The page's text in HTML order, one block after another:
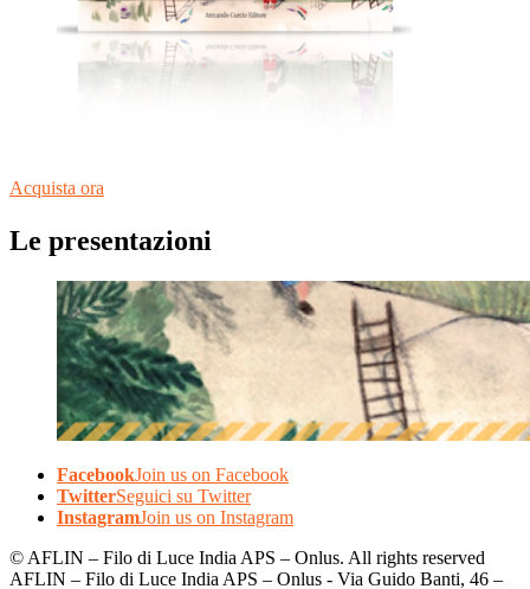
Acquista ora
Le presentazioni
FacebookJoin us on Facebook
TwitterSeguici su Twitter
InstagramJoin us on Instagram
© AFLIN – Filo di Luce India APS – Onlus. All rights reserved
AFLIN – Filo di Luce India APS – Onlus - Via Guido Banti, 46 –